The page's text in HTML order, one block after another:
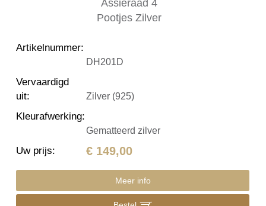
Artikelnummer:
DH201D
Vervaardigd
uit: Zilver (925)
Kleurafwerking:
Gematteerd zilver
Uw prijs: € 149,00
Meer info